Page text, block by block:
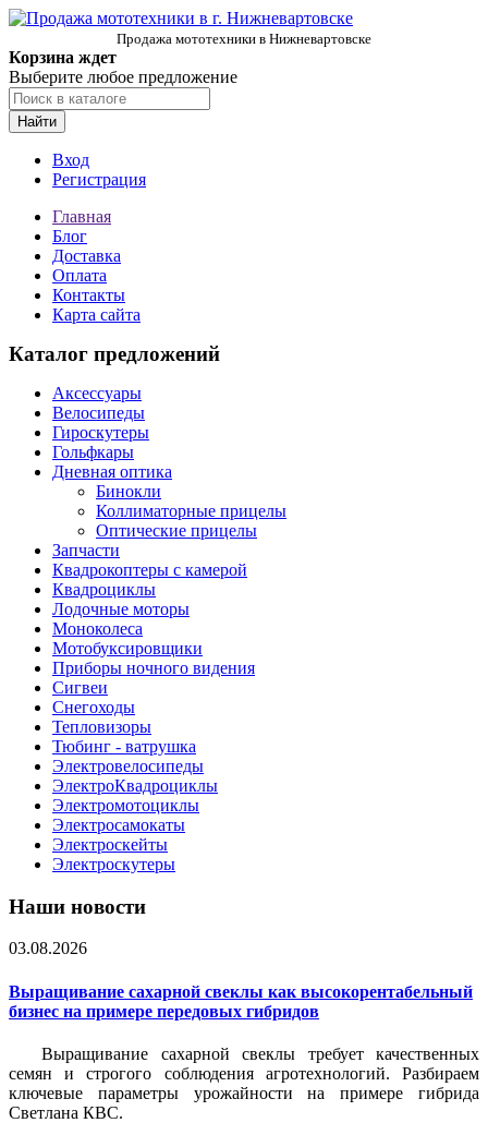
Продажа мототехники в Нижневартовске
Корзина ждет
Выберите любое предложение
Найти
Вход
Регистрация
Главная
Блог
Доставка
Оплата
Контакты
Карта сайта
Каталог предложений
Аксессуары
Велосипеды
Гироскутеры
Гольфкары
Дневная оптика
Бинокли
Коллиматорные прицелы
Оптические прицелы
Запчасти
Квадрокоптеры с камерой
Квадроциклы
Лодочные моторы
Моноколеса
Мотобуксировщики
Приборы ночного видения
Сигвеи
Снегоходы
Тепловизоры
Тюбинг - ватрушка
Электровелосипеды
ЭлектроКвадроциклы
Электромотоциклы
Электросамокаты
Электроскейты
Электроскутеры
Наши новости
03.08.2026
Выращивание сахарной свеклы как высокорентабельный
бизнес на примере передовых гибридов
Выращивание сахарной свеклы требует качественных
семян и строгого соблюдения агротехнологий. Разбираем
ключевые параметры урожайности на примере гибрида
Светлана КВС.